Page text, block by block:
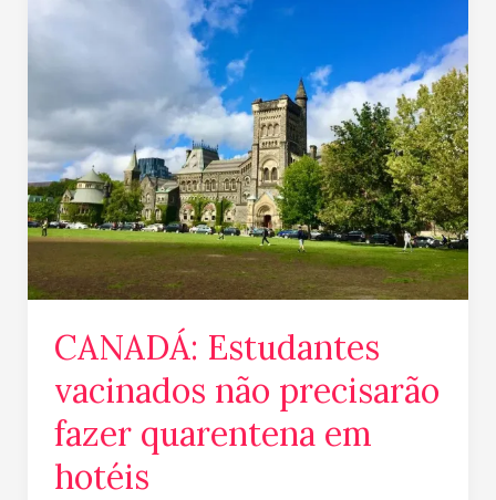
CANADÁ: Estudantes
vacinados não precisarão
fazer quarentena em
hotéis
precisarão
fazer
quarentena
em
hotéis